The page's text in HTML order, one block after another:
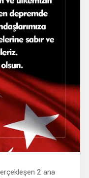
2 ana